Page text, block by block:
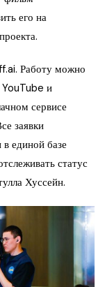
его на
Работу можно
YouTube и
сервисе
заявки
единой базе
статус
Хуссейн.